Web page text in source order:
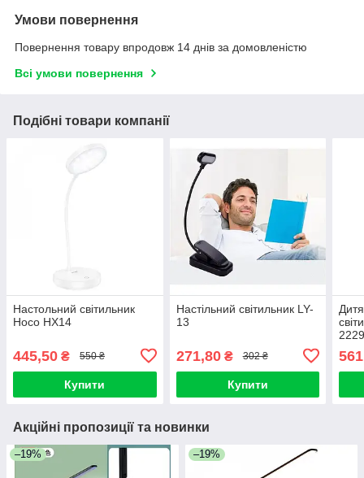
Умови повернення
Повернення товару впродовж 14 днів за домовленістю
Всі умови повернення
Подібні товари компанії
Настольний світильник
Hoco HX14
445,50 ₴ 550 ₴
Купити
Настільний світильник LY-
13
271,80₴ 302 ₴
Купити
Акційні пропозиції та новинки
–19% –19%